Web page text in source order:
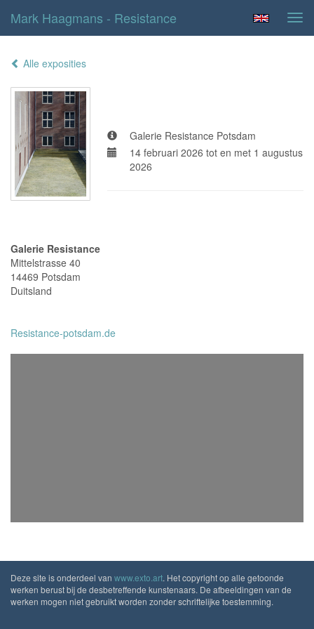
Mark Haagmans - Resistance
Alle exposities
Galerie Resistance Potsdam
14 februari 2026 tot en met 1 augustus
2026
Galerie Resistance
Mittelstrasse 40
14469 Potsdam
Duitsland
Resistance-potsdam.de
Deze site is onderdeel van www.exto.art. Het copyright op alle getoonde
werken berust bij de desbetreffende kunstenaars. De afbeeldingen van de
werken mogen niet gebruikt worden zonder schriftelijke toestemming.